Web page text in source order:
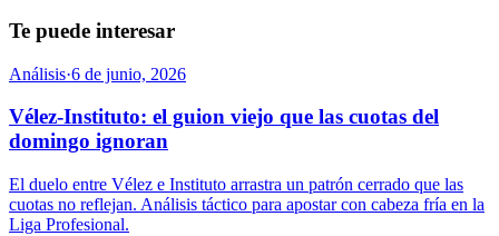
Te puede interesar
Análisis·6 de junio, 2026
Vélez-Instituto: el guion viejo que las cuotas del
domingo ignoran
El duelo entre Vélez e Instituto arrastra un patrón cerrado que las
cuotas no reflejan. Análisis táctico para apostar con cabeza fría en la
Liga Profesional.